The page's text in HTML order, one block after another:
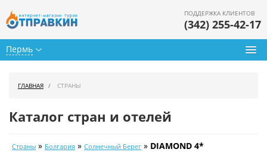
Пермь
ПОДДЕРЖКА КЛИЕНТОВ
(342) 255-42-17
Календарь туров
ГЛАВНАЯ СТРАНЫ
Каталог стран и отелей
Страны » Болгария » Солнечный Берег » DIAMOND 4*